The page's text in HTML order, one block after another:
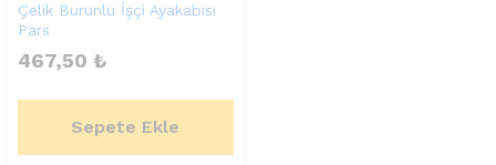
Çelik Burunlu İşçi Ayakabısı
Pars
467,50 ₺
Sepete Ekle